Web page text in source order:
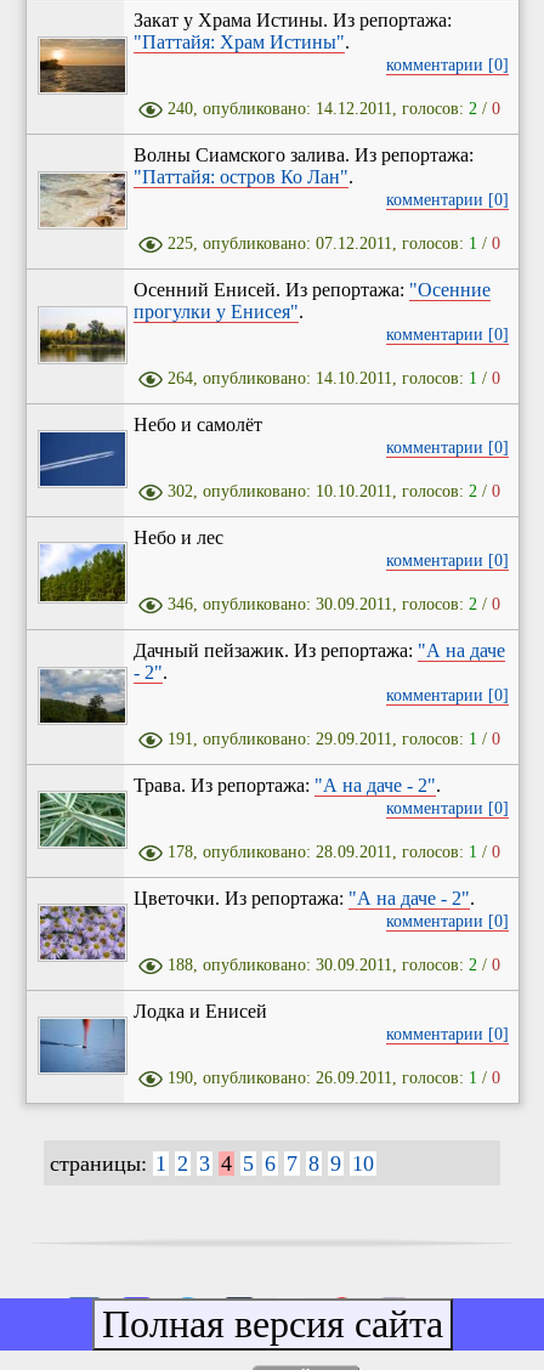
Закат у Храма Истины. Из репортажа:
"Паттайя: Храм Истины".
комментарии [0]
240, опубликовано: 14.12.2011, голосов: 2 /0
Волны Сиамского залива. Из репортажа:
"Паттайя: остров Ко Лан".
комментарии [0]
225, опубликовано: 07.12.2011, голосов: 1 /0
Осенний Енисей. Из репортажа: "Осенние
прогулки у Енисея".
комментарии [0]
264, опубликовано: 14.10.2011, голосов: 1 /0
Небо и самолёт
комментарии [0]
302, опубликовано: 10.10.2011, голосов: 2 /0
Небо и лес
комментарии [0]
346, опубликовано: 30.09.2011, голосов: 2 /0
Дачный пейзажик. Из репортажа: "А на даче
- 2".
комментарии [0]
191, опубликовано: 29.09.2011, голосов: 1 /0
Трава. Из репортажа: "А на даче - 2".
комментарии [0]
178, опубликовано: 28.09.2011, голосов: 1 /0
Цветочки. Из репортажа: "А на даче - 2".
комментарии [0]
188, опубликовано: 30.09.2011, голосов: 2 /0
Лодка и Енисей
комментарии [0]
190, опубликовано: 26.09.2011, голосов: 1 /0
страницы: 1 2 3 4 5 6 7 8 9 10